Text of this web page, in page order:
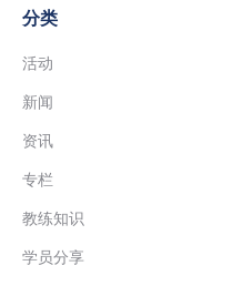
分类
活动
新闻
资讯
专栏
教练知识
学员分享